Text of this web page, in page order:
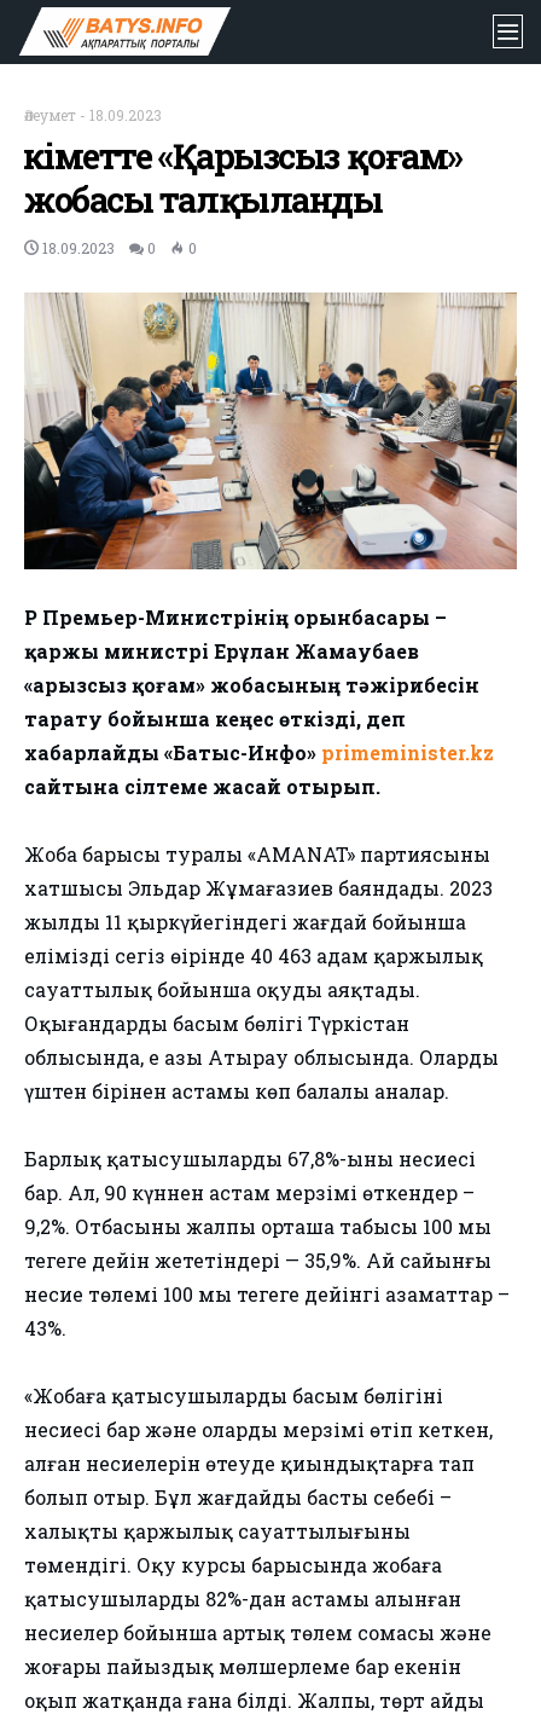
Әлеумет - 18.09.2023
Үкіметте «Қарызсыз қоғам»
жобасы талқыланды
18.09.2023 0 0
ҚР Премьер-Министрінің орынбасары –
қаржы министрі Ерұлан Жамаубаев
«Қарызсыз қоғам» жобасының тәжірибесін
тарату бойынша кеңес өткізді, деп
хабарлайды «Батыс-Инфо» primeminister.kz
сайтына сілтеме жасай отырып.
Жоба барысы туралы «AMANAT» партиясының
хатшысы Эльдар Жұмағазиев баяндады. 2023
жылдың 11 қыркүйегіндегі жағдай бойынша
еліміздің сегіз өңірінде 40 463 адам қаржылық
сауаттылық бойынша оқуды аяқтады.
Оқығандардың басым бөлігі Түркістан
облысында, ең азы Атырау облысында. Олардың
үштен бірінен астамы көп балалы аналар.
Барлық қатысушылардың 67,8%-ының несиесі
бар. Ал, 90 күннен астам мерзімі өткендер –
9,2%. Отбасының жалпы орташа табысы 100 мың
теңгеге дейін жететіндері — 35,9%. Ай сайынғы
несие төлемі 100 мың теңгеге дейінгі азаматтар –
43%.
«Жобаға қатысушылардың басым бөлігінің
несиесі бар және олардың мерзімі өтіп кеткен,
алған несиелерін өтеуде қиындықтарға тап
болып отыр. Бұл жағдайдың басты себебі –
халықтың қаржылық сауаттылығының
төмендігі. Оқу курсы барысында жобаға
қатысушылардың 82%-дан астамы алынған
несиелер бойынша артық төлем сомасы және
жоғары пайыздық мөлшерлеме бар екенін
оқып жатқанда ғана білді. Жалпы, төрт айдың